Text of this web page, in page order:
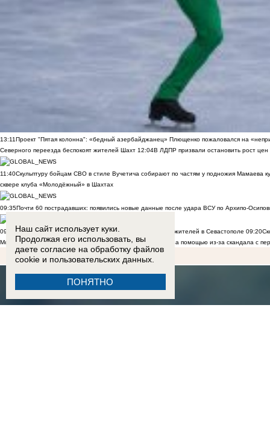
13:11Проект "Пятая колонна": «бедный азербайджанец» Плющенко пожаловался на
Северного переезда беспокоят жителей Шахт 12:04В ЛДПР призвали остановить рост цен
11:40Скульптуру бойцам СВО в стиле Вучетича собирают по частям у подножия Мамаева
сквере клуба «Молодёжный» в Шахтах
09:35Почти 60 пострадавших: появились новые данные после удара ВСУ по Архипо-
09:27Военнослужащий расстрелял сослуживцев и мирных жителей в Севастополе 09:20
Морозов ВИДЕО 09:00Дончане обратились к Бастрыкину за помощью из-за скандала с
Наш сайт использует куки.
Продолжая его использовать, вы
даете согласие на обработку файлов
cookie и пользовательских данных.
ПОНЯТНО